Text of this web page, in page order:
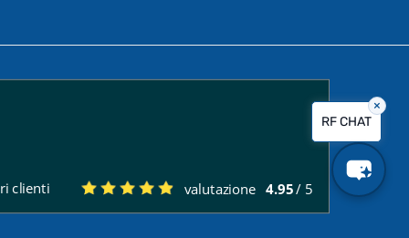
clienti
valutazione 4.95/ 5
RF CHAT
×